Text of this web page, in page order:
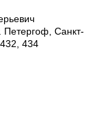
Петергоф, Санкт-
434